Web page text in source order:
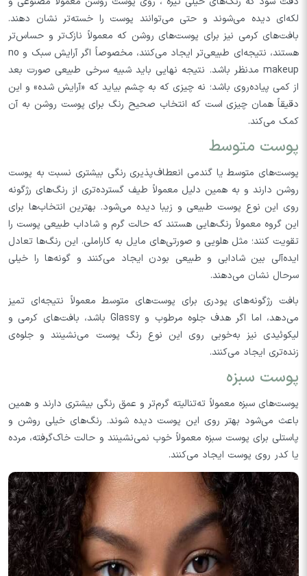
لکه‌ای دیده می‌شوند و حتی می‌توانند پوست را خسته‌تر نشان دهند.
بافت‌های کرمی نیز برای پوست‌های روشن که معمولاً نازک‌تر و حساس‌تر
هستند، نتیجه‌ای طبیعی‌تر ایجاد می‌کنند، مخصوصاً اگر آرایش سبک و no
makeup مدنظر باشد. نتیجه نهایی باید شبیه سرخی طبیعی صورت بعد
از کمی پیاده‌روی باشد؛ نه چیزی که به چشم بیاید که «آرایش شده» و این
دقیقاً همان چیزی است که انتخاب صحیح رنگ برای پوست روشن به آن
کمک می‌کند.
پوست متوسط
پوست‌های متوسط یا گندمی انعطاف‌پذیری رنگی بیشتری نسبت به پوست
روشن دارند و به همین دلیل معمولاً طیف گسترده‌تری از رنگ‌های رژگونه
روی این نوع پوست طبیعی و زیبا دیده می‌شود. بهترین انتخاب‌ها برای
این گروه معمولاً رنگ‌هایی هستند که حالت گرم و شاداب طبیعی پوست را
تقویت کنند؛ مثل هلویی و صورتی‌های مایل به کاراملی. این رنگ‌ها تعادل
ایده‌آلی بین شادابی و طبیعی بودن ایجاد می‌کنند و گونه‌ها را خیلی
سرحال نشان می‌دهند.
بافت رژگونه‌های پودری برای پوست‌های متوسط معمولاً نتیجه‌ای تمیز
می‌دهد، اما اگر هدف جلوه مرطوب و Glassy باشد، بافت‌های کرمی و
لیکوئیدی نیز به‌خوبی روی این نوع رنگ پوست می‌نشینند و جلوه‌ی
زنده‌تری ایجاد می‌کنند.
پوست سبزه
پوست‌های سبزه معمولاً ته‌تنالیته گرم‌تر و عمق رنگی بیشتری دارند و همین
باعث می‌شود بهتر روی این پوست دیده شوند. رنگ‌های خیلی روشن و
پاستلی برای پوست سبزه معمولاً خوب نمی‌نشینند و حالت خاک‌گرفته، مرده
یا کدر روی پوست ایجاد می‌کنند.